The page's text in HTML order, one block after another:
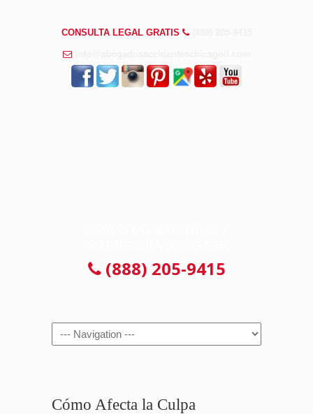
CONSULTA LEGAL GRATIS
(888) 205-9415
Navigation
Cómo Afecta la Culpa